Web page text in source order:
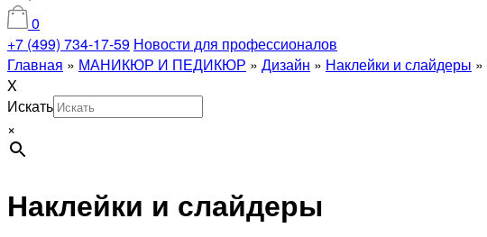
0
+7 (499) 734-17-59 Новости для профессионалов
Главная » МАНИКЮР И ПЕДИКЮР » Дизайн » Наклейки и слайдеры »
X
Искать
×
Наклейки и слайдеры